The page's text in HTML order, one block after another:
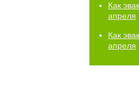
Как
апреля
Как
апреля